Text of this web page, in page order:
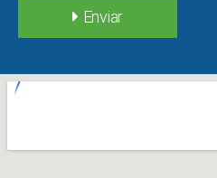
Enviar